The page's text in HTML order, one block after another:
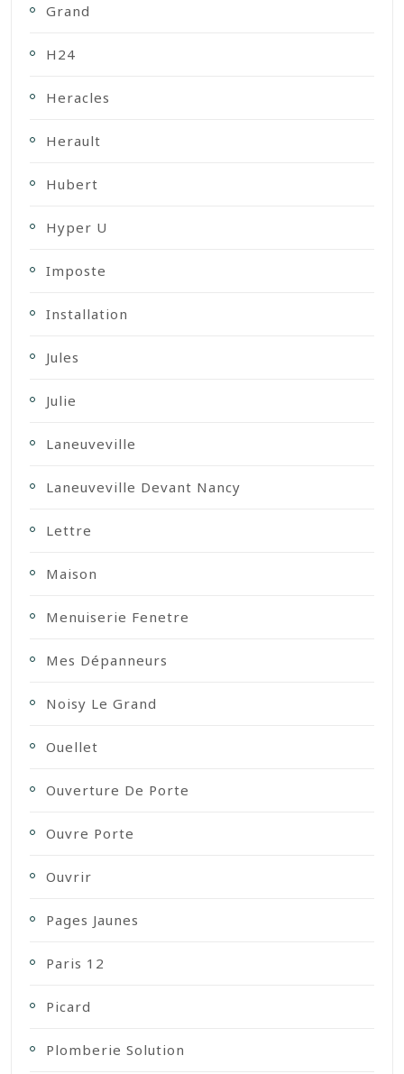
Grand
H24
Heracles
Herault
Hubert
Hyper U
Imposte
Installation
Jules
Julie
Laneuveville
Laneuveville Devant Nancy
Lettre
Maison
Menuiserie Fenetre
Mes Dépanneurs
Noisy Le Grand
Ouellet
Ouverture De Porte
Ouvre Porte
Ouvrir
Pages Jaunes
Paris 12
Picard
Plomberie Solution